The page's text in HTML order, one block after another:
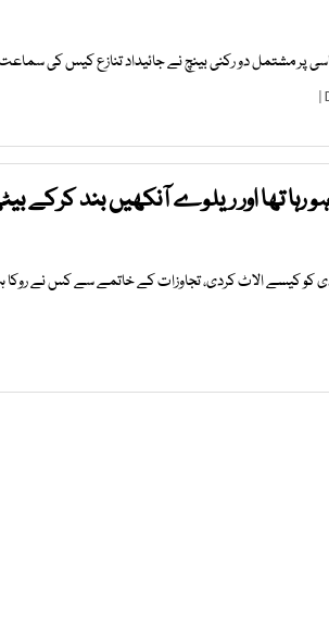
مشتمل دو رکنی بینچ نے جائیداد تنازع کیس کی
تھا اور ریلوے آنکھیں بند کرکے
کو کیسے الاٹ کردی، تجاوزات کے خاتمے سے کس نے